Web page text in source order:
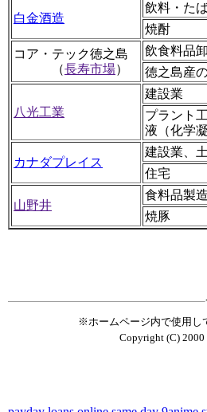
白金酒造
飲料・た
焼酎
コア・テック徳之島
（長寿市場）
飲食料品
徳之島産
八光工業
建設業
プラント
液（化学
カナダプレイス
建設業、
住宅
山野井
食料品製
焼豚
※ホームページ内で使用し
Copyright (C) 2000